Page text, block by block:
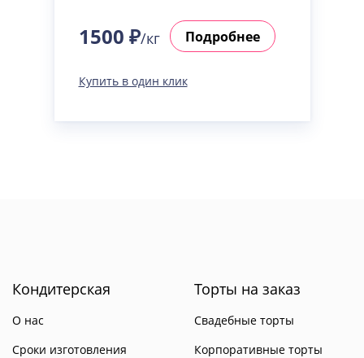
1500 ₽/кг Подробнее
Купить в один клик
Кондитерская
О нас
Сроки изготовления
Торты на заказ
Свадебные торты
Корпоративные торты